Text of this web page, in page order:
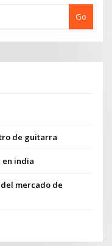
Go
de guitarra
en india
mercado de